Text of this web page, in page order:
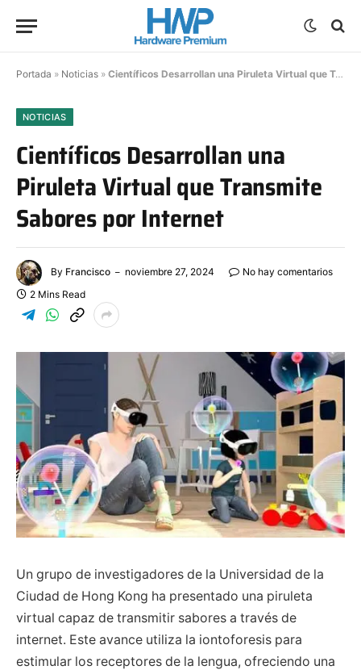
Portada » Noticias » Científicos Desarrollan una Piruleta Virtual que Transmite Sabores por Internet
NOTICIAS
Científicos Desarrollan una
Piruleta Virtual que Transmite
Sabores por Internet
By Francisco noviembre 27, 2024
No hay comentarios
2 Mins Read
Un grupo de investigadores de la Universidad de la
Ciudad de Hong Kong ha presentado una piruleta
virtual capaz de transmitir sabores a través de
internet. Este avance utiliza la iontoforesis para
estimular los receptores de la lengua, ofreciendo una